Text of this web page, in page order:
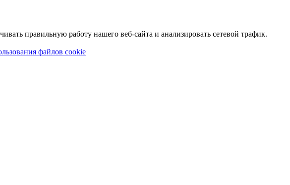
правильную работу нашего веб-сайта и анализировать сетевой трафик.
файлов cookie